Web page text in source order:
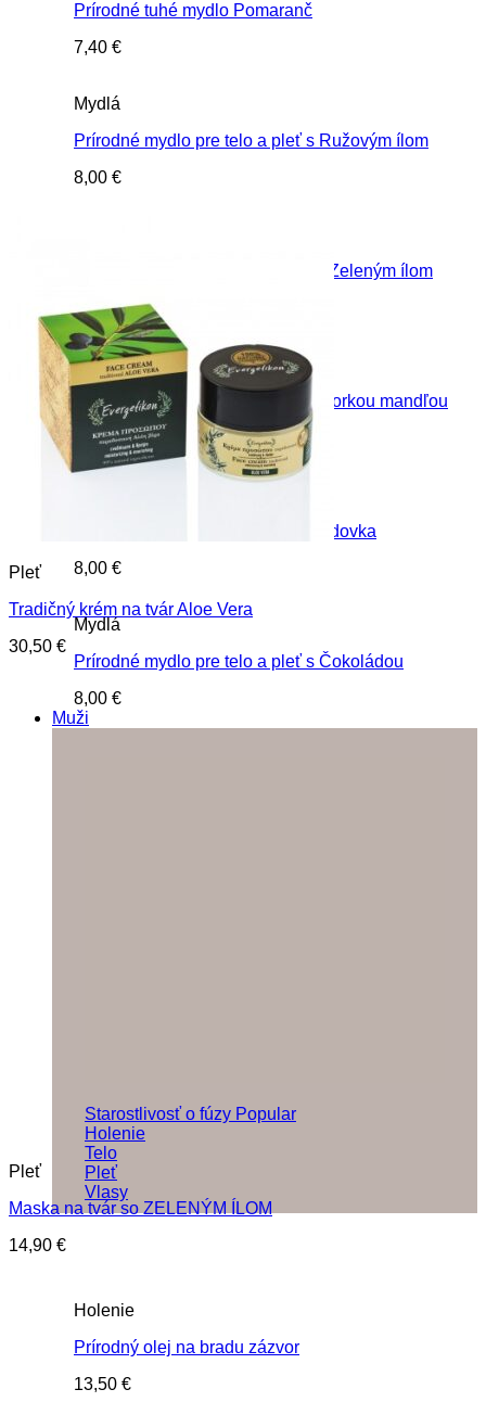
Prírodné tuhé mydlo Pomaranč
7,40 €
Mydlá
Prírodné mydlo pre telo a pleť s Ružovým ílom
8,00 €
Prírodné mydlo pre telo a pleť so Zeleným ílom
8,00€
Mydlá
Prírodné mydlo pre telo a pleť s Horkou mandľou
8,00€
Prírodné mydlo pre telo a pleť Medovka
8,00 €
Mydlá
Prírodné mydlo pre telo a pleť s Čokoládou
8,00 €
Muži
Starostlivosť o fúzy
Holenie
Telo
Pleť
Vlasy
Holenie
Prírodný olej na bradu zázvor
13,50 €
Pleť
Tradičný krém na tvár Aloe Vera
30,50 €
Pleť
Maska na tvár so ZELENÝM ÍLOM
14,90 €